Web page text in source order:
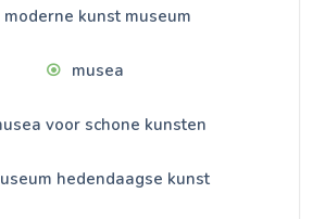
moderne kunst museum
musea
voor schone kunsten
hedendaagse kunst